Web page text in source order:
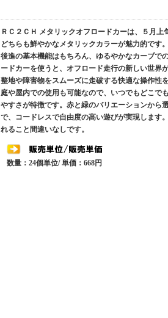
ＲＣ２ＣＨ メタリックオフロードカーは、５月
どちらも鮮やかなメタリックカラーが魅力的です
後進の基本機能はもちろん、ゆるやかなカーブで
ードカーを使うと、オフロード走行の新しい世界
整地や障害物をスムーズに走破する快適な操作性
庭や屋内での使用も可能なので、いつでもどこで
やすさが特徴です。赤と緑のバリエーションから
で、コードレスで自由度の高い遊びが実現します
れること間違いなしです。
数量：24個単位/ 単価：668円